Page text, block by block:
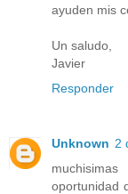
ayuden mis
Un saludo,
Javier
Responder
Unknown 2
oportunidad